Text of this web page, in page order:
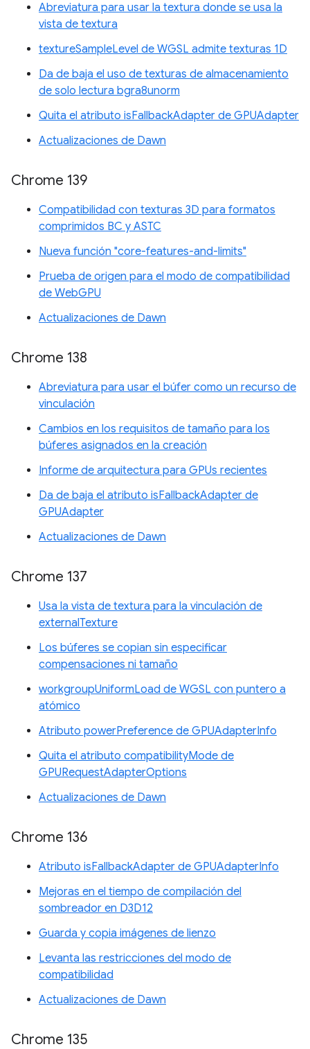
Abreviatura para usar la textura donde se usa la
vista de textura
textureSampleLevel de WGSL admite texturas 1D
Da de baja el uso de texturas de almacenamiento
de solo lectura bgra8unorm
Quita el atributo isFallbackAdapter de GPUAdapter
Actualizaciones de Dawn
Chrome 139
Compatibilidad con texturas 3D para formatos
comprimidos BC y ASTC
Nueva función "core-features-and-limits"
Prueba de origen para el modo de compatibilidad
de WebGPU
Actualizaciones de Dawn
Chrome 138
Abreviatura para usar el búfer como un recurso de
vinculación
Cambios en los requisitos de tamaño para los
búferes asignados en la creación
Informe de arquitectura para GPUs recientes
Da de baja el atributo isFallbackAdapter de
GPUAdapter
Actualizaciones de Dawn
Chrome 137
Usa la vista de textura para la vinculación de
externalTexture
Los búferes se copian sin especificar
compensaciones ni tamaño
workgroupUniformLoad de WGSL con puntero a
atómico
Atributo powerPreference de GPUAdapterInfo
Quita el atributo compatibilityMode de
GPURequestAdapterOptions
Actualizaciones de Dawn
Chrome 136
Atributo isFallbackAdapter de GPUAdapterInfo
Mejoras en el tiempo de compilación del
sombreador en D3D12
Guarda y copia imágenes de lienzo
Levanta las restricciones del modo de
compatibilidad
Actualizaciones de Dawn
Chrome 135